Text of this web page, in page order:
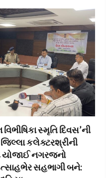
સ્મૃતિ દિવસ’ની
કલેક્ટરશ્રીની
યોજાઈ નગરજનો
સહભાગી બને: